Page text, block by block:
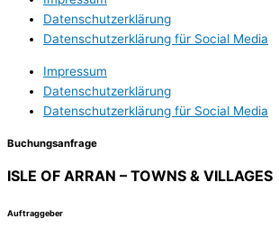
Datenschutzerklärung
Datenschutzerklärung für Social Media
Impressum
Datenschutzerklärung
Datenschutzerklärung für Social Media
Buchungsanfrage
ISLE OF ARRAN – TOWNS & VILLAGES
Auftraggeber